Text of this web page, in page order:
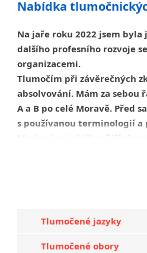
Nabídka
Na jaře roku 2022 jsem
dalšího profesního rozvoje
organizacemi.
Tlumočím při závěrečných
absolvování. Mám za
A a B po celé Moravě. Před
s používanou terminologií
Mezi mé nejoblíbenější
Běžně tlumočím jednání s
Za svůj největší profesní
Tlumočené jazyky
Tlumočené obory